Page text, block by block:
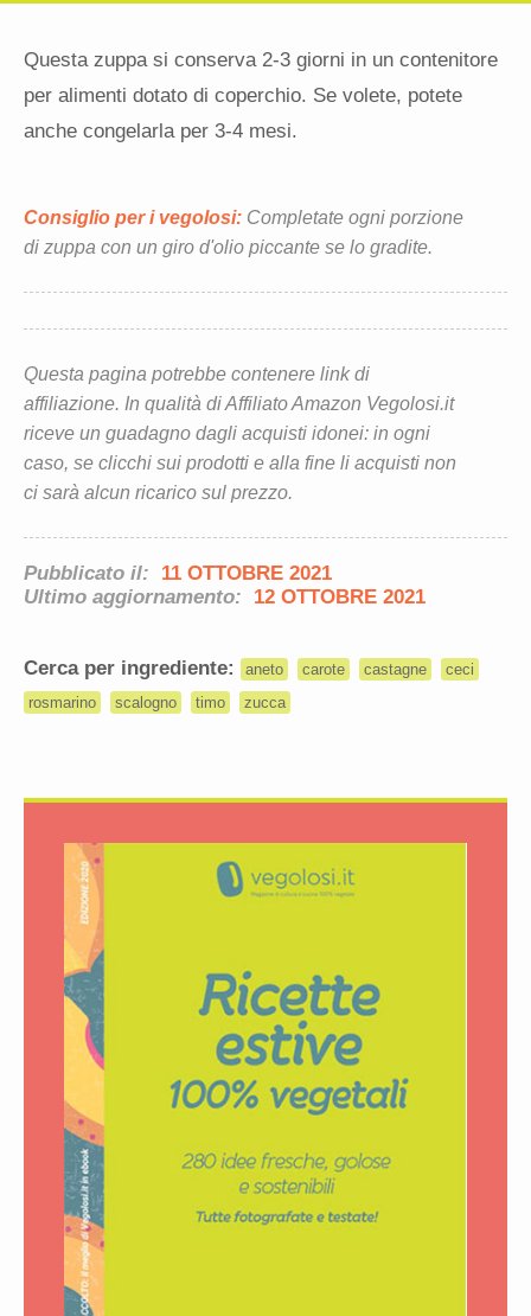
Questa zuppa si conserva 2-3 giorni in un contenitore
per alimenti dotato di coperchio. Se volete, potete
anche congelarla per 3-4 mesi.
Consiglio per i vegolosi: Completate ogni porzione
di zuppa con un giro d'olio piccante se lo gradite.
Questa pagina potrebbe contenere link di
affiliazione. In qualità di Affiliato Amazon Vegolosi.it
riceve un guadagno dagli acquisti idonei: in ogni
caso, se clicchi sui prodotti e alla fine li acquisti non
ci sarà alcun ricarico sul prezzo.
Pubblicato il:
11 OTTOBRE 2021
Ultimo aggiornamento:
12 OTTOBRE 2021
Cerca per ingrediente: aneto carote castagne
ceci
rosmarino
scalogno timo zucca